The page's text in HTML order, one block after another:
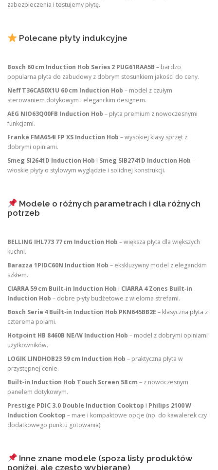
zabezpieczenia i testujemy płytę.
Polecane płyty indukcyjne
Bosch 60 cm Induction Hob Series 2 PUG61RAA5B – bardzo
popularna płyta do zabudowy z dobrym stosunkiem jakości do ceny.
Neff T36CA50X1U 60 cm Induction Hob – model z czułym
sterowaniem dotykowym i eleganckim designem.
AEG NIO63Q00FB Induction Hob – płyta premium z nowoczesnymi
funkcjami.
Franke FMA654I FP XS Induction Hob – wysokiej klasy sprzęt z
dobrymi opiniami.
Smeg SI2641D Induction Hob i Smeg SIB2741D Induction Hob –
włoskie płyty o stylowym wyglądzie i solidnej konstrukcji.
Modele o różnych parametrach i dla różnych
potrzeb
BELLING IHL773 77 cm Induction Hob – większa płyta dla większych
kuchni.
Barazza 1PIDC60N Induction Hob – ekskluzywny model z eleganckim
szkłem.
CIARRA 59 cm Built‑in Induction Hob i CIARRA 4 Zones Built‑in
Induction Hob – dobre płyty budżetowe z wieloma strefami.
Bosch Serie 4 Built‑in Induction Hob PKN645BB2E – klasyczna płyta z
czterema polami.
Hotpoint HB 8460B NE/W Induction Hob – model z dobrymi opiniami
użytkowników.
LOGIK LINDHOB23 59 cm Induction Hob – praktyczna płyta w
przystępnej cenie.
Built‑in Induction Hob Touch Screen 58 cm – z nowoczesnym
panelem dotykowym.
Prestige PDIC 3.0 Double Induction Cooktop i Philips 2100 W
Induction Cooktop – małe i kompaktowe opcje (np. do kawalerek czy
dodatkowego punktu gotowania).
Inne znane modele (spoza listy produktów
poniżej, ale często wybierane)